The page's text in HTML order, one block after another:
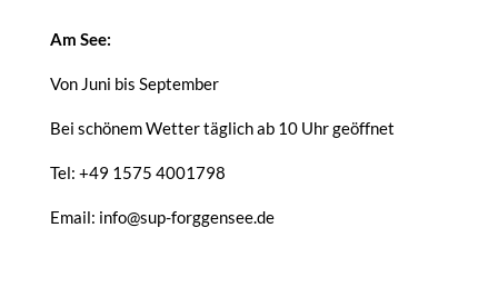
Am See:
Von Juni bis September
Bei schönem Wetter täglich ab 10 Uhr geöffnet
Tel: +49 1575 4001798
Email: info@sup-forggensee.de